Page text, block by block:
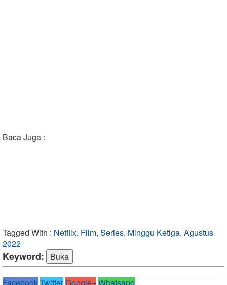
Baca Juga :
Tagged With : Netflix, Film, Series, Minggu Ketiga, Agustus
2022
Keyword: